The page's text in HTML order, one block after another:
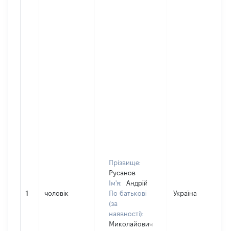
1 чоловік
Прізвище:
Русанов
Ім'я:
Андрій
По батькові
(за
наявності):
Миколайович
Україна